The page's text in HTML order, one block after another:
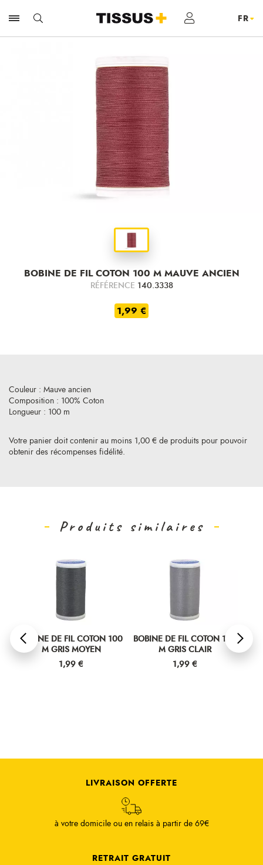
BOBINE DE FIL COTON 100 M MAUVE ANCIEN
RÉFÉRENCE 140.3338
1,99 €
Votre panier doit contenir au moins 1,00 € de produits pour pouvoir
obtenir des récompenses fidélité.
Couleur : Mauve ancien
Composition : 100% Coton
Longueur : 100 m
Produits similaires
BOBINE DE FIL COTON 100
M GRIS MOYEN
Prix
1,99 €
BOBINE DE FIL COTON 100
M GRIS CLAIR
Prix
1,99 €
LIVRAISON OFFERTE
à votre domicile ou en relais à partir de 69€
RETRAIT GRATUIT